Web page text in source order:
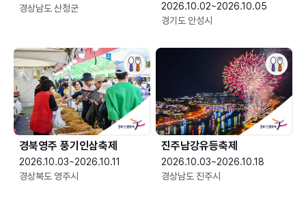
경상남도 산청군
2026.10.02~2026.10.05
경기도 안성시
경북영주 풍기인삼축제
2026.10.03~2026.10.11
경상북도 영주시
진주남강유등축제
2026.10.03~2026.10.18
경상남도 진주시